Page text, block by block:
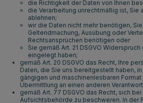
die Richtigkeit der Daten von Ihnen
die Verarbeitung unrechtmäßig ist, Sie
ablehnen;
wir die Daten nicht mehr benötigen,
Geltendmachung, Ausübung oder
Rechtsansprüchen benötigen oder
Sie gemäß Art. 21 DSGVO
eingelegt haben;
gemäß Art. 20 DSGVO das Recht, Ihre
Daten, die Sie uns bereitgestellt haben,
gängigen und maschinenlesbaren
Übermittlung an einen anderen
gemäß Art. 77 DSGVO das Recht, sich
Aufsichtsbehörde zu beschweren. In der